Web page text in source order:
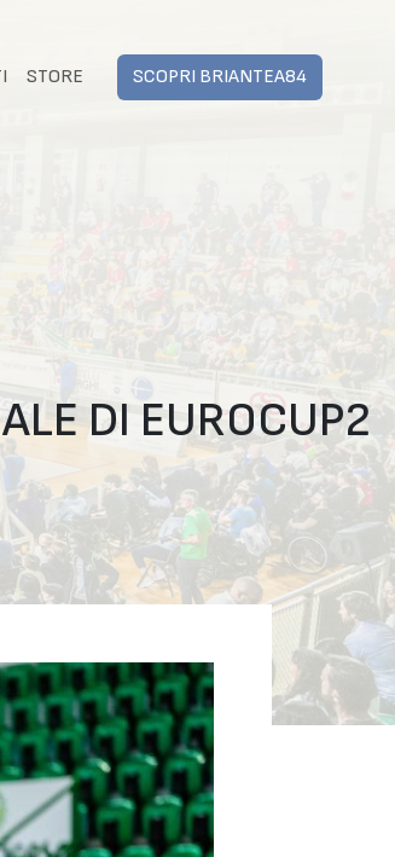
STORE SCOPRI BRIANTEA84
DI EUROCUP2